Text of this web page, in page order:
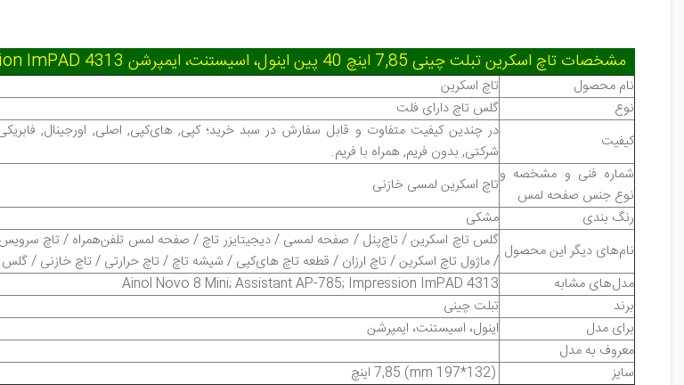
مشخصات تاچ اسکرین تبلت چینی 7,85 اینچ 40 پین اینول، اسیستنت، ایمپرشن Ainol Novo 8 Mini; Assistant AP-785; Impression ImPAD 4313
نام محصول
تاچ اسکرین
نوع
گلس تاچ دارای فلت
کیفیت
در چندین کیفیت متفاوت و قابل سفارش در سبد خرید؛ کپی, های‌کپی, اصلی, اورجینال,
شرکتی, بدون فریم, همراه با فریم.
شماره فنی و مشخصه و
نوع جنس صفحه لمس
تاچ اسکرین لمسی خازنی
رنگ بندی
مشکی
نام‌های دیگر این محصول گلس تاچ اسکرین / تاچ‌پنل / صفحه لمسی / دیجیتایزر تاچ / صفحه لمس تلفن‌همراه / تاچ
/ ماژول تاچ اسکرین / تاچ ارزان / قطعه تاچ های‌کپی / شیشه تاچ / تاچ حرارتی / تاچ خازنی / گلس
مدل‌های مشابه
Ainol Novo 8 Mini; Assistant AP-785; Impression ImPAD 4313
برند
تبلت چینی
برای مدل
اینول، اسیستنت، ایمپرشن
معروف به مدل
سایز
(132*197 mm)
7,85 اینچ